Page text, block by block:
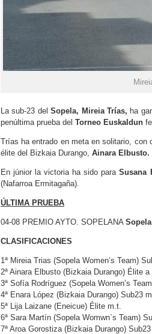
La sub-23 delSopela, Mireia Trías, ha
penúltima prueba del Torneo Euskaldun
Trías ha entrado en meta en solitario, con
élite del Bizkaia Durango, Ainara Elbusto.
En júnior la victoria ha sido para Susana
(Nafarroa Ermitagaña).
ÚLTIMA PRUEBA
04-08 PREMIO AYTO. SOPELANA
CLASIFICACIONES
1ª Mireia Trias (Sopela Women’s Team)
2ª Ainara Elbusto (Bizkaia Durango) Élite a
3ª Sofía Rodríguez (Sopela Women’s
4ª Enara López (Bizkaia Durango) Sub23
5ª Lija Laizane (Eneicue) Élite m.t.
6ª Sara Martín (Sopela Womwn`s Team)
7ª Aroa Gorostiza (Bizkaia Durango)